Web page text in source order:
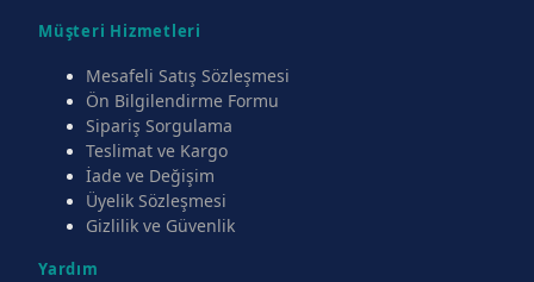
Müşteri Hizmetleri
Mesafeli Satış Sözleşmesi
Ön Bilgilendirme Formu
Sipariş Sorgulama
Teslimat ve Kargo
İade ve Değişim
Üyelik Sözleşmesi
Gizlilik ve Güvenlik
Yardım